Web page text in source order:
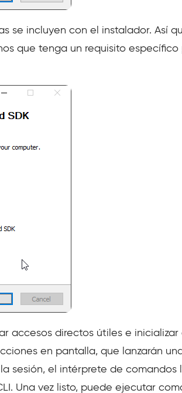
se incluyen con el instalador. Así
que tenga un requisito
accesos directos útiles e
en pantalla, que lanzarán
sesión, el intérprete de
Una vez listo, puede ejecutar